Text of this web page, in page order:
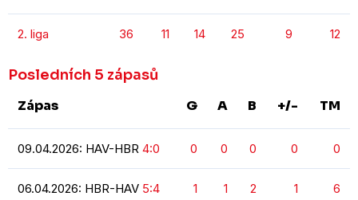
2. liga 36 11 14 25 9 12
Posledních 5 zápasů
Zápas G A B +/- TM
09.04.2026: HAV-HBR 4:0 0 0 0 0 0
06.04.2026: HBR-HAV 5:4 1 1 2 1 6